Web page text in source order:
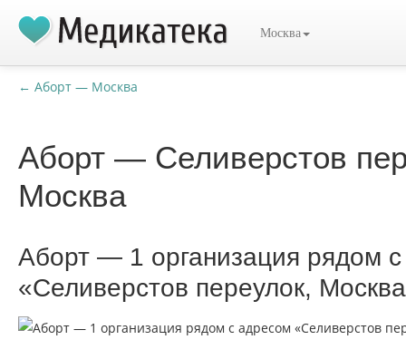
Москва
← Аборт — Москва
Аборт — Селиверстов
Москва
Аборт — 1 организация рядом
«Селиверстов переулок,